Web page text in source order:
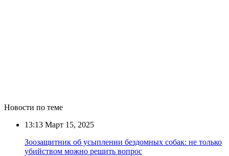
Новости по теме
13:13 Март 15, 2025
Зоозащитник об усыплении бездомных собак: не только
убийством можно решить вопрос